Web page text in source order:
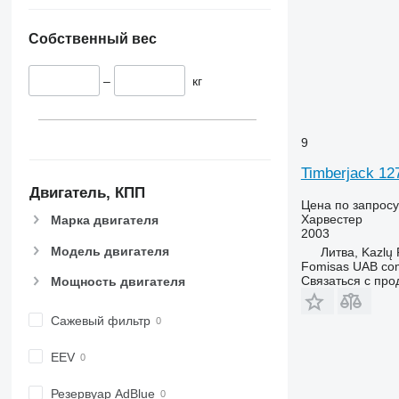
Собственный вес
– кг
Двигатель, КПП
Марка двигателя
Модель двигателя
Мощность двигателя
Сажевый фильтр
EEV
Резервуар AdBlue
9
Timberjack
Цена по запросу
Харвестер
2003
Литва, Kazlų
Fomisas UAB
Связаться с